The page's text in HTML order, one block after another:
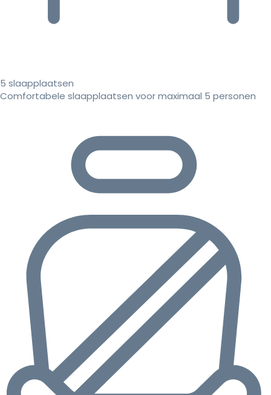
5 slaapplaatsen
Comfortabele slaapplaatsen voor maximaal 5 personen